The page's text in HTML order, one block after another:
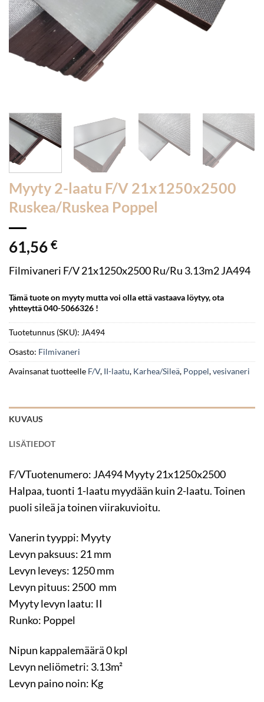
Myyty 2-laatu F/V 21x1250x2500
Ruskea/Ruskea Poppel
61,56 €
Filmivaneri F/V 21x1250x2500 Ru/Ru 3.13m2 JA494
Tämä tuote on myyty mutta voi olla että vastaava löytyy, ota
yhtteyttä 040-5066326 !
Tuotetunnus (SKU): JA494
Osasto: Filmivaneri
Avainsanat tuotteelle F/V, II-laatu, Karhea/Sileä, Poppel,vesivaneri
KUVAUS
LISÄTIEDOT
F/VTuotenumero: JA494 Myyty 21x1250x2500
Halpaa, tuonti 1-laatu myydään kuin 2-laatu. Toinen
puoli sileä ja toinen viirakuvioitu.
Vanerin tyyppi: Myyty
Levyn paksuus: 21 mm
Levyn leveys: 1250 mm
Levyn pituus: 2500 mm
Myyty levyn laatu: II
Runko: Poppel
Nipun kappalemäärä 0 kpl
Levyn neliömetri: 3.13m²
Levyn paino noin: Kg